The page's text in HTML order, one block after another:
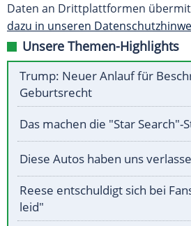
Daten an Drittplattformen
dazu in unseren
Unsere Themen-Highlights
Trump: Neuer Anlauf für
Geburtsrecht
Das machen die "Star Search"-
Diese Autos haben uns
Reese entschuldigt sich bei
leid"